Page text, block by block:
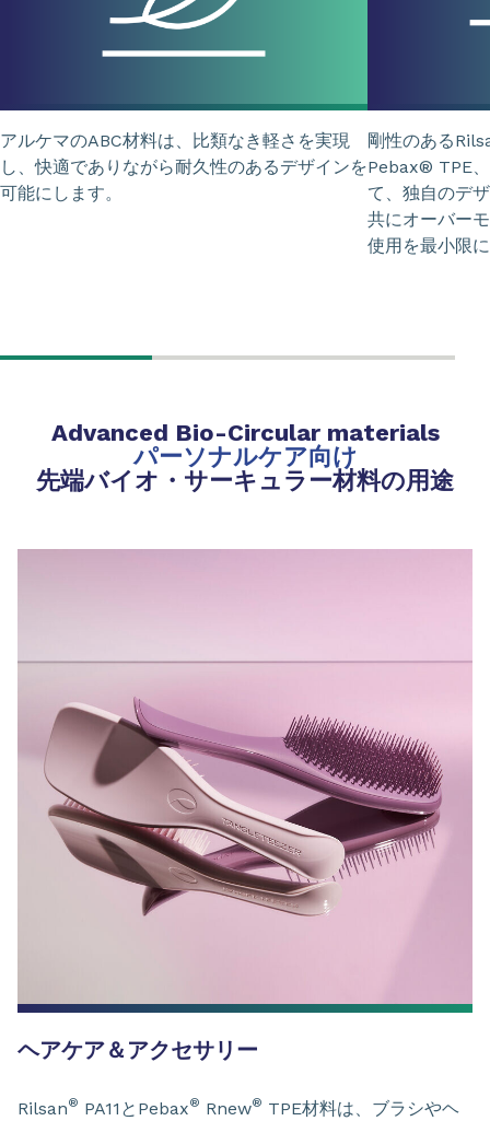
アルケマのABC材料は、比類なき軽さを実現
し、快適でありながら耐久性のあるデザインを
可能にします。
剛性のある
Pebax® TPE
て、独自のデ
共にオーバー
使用を最小限
Advanced Bio-Circular materials
パーソナルケア向け
先端バイオ・サーキュラー材料の用途
ヘアケア＆アクセサリー
Rilsan® PA11とPebax® Rnew® TPE材料は、ブラシやヘ